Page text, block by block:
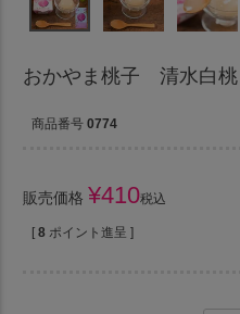
おかやま桃子 清水白桃
商品番号 0774
販売価格 ¥410税込
[ 8 ポイント進呈 ]